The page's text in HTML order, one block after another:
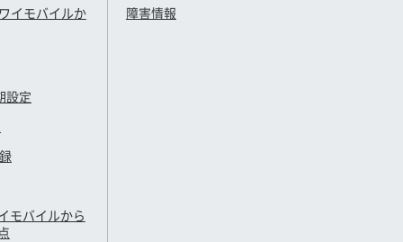
イモバイルか
設定
モバイルから
障害情報